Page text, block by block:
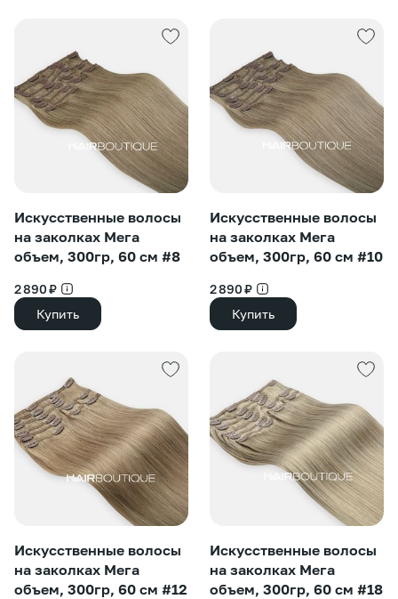
Искусственные волосы
на заколках Мега
объем, 300гр, 60 см #8
2 890 ₽
Купить
Искусственные волосы
на заколках Мега
объем, 300гр, 60 см #10
2 890 ₽
Купить
Искусственные волосы
на заколках Мега
объем, 300гр, 60 см #12
Искусственные волосы
на заколках Мега
объем, 300гр, 60 см #18